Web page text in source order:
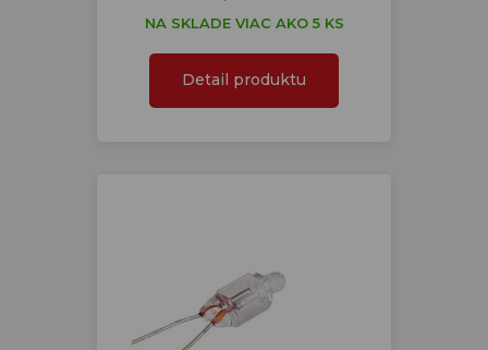
NA SKLADE VIAC AKO 5 KS
Detail produktu